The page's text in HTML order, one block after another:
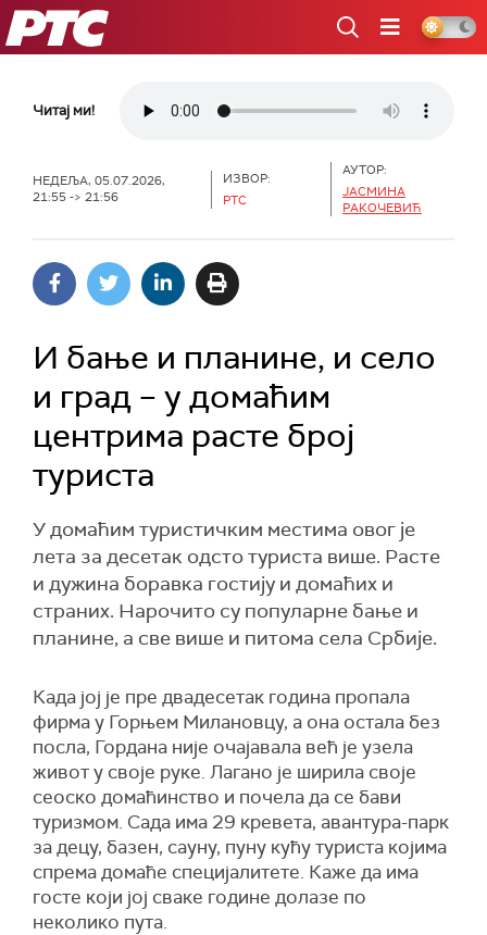
РТС
Читај ми!
НЕДЕЉА, 05.07.2026,
21:55 -> 21:56
ИЗВОР:
РТС
АУТОР:
ЈАСМИНА
РАКОЧЕВИЋ
И бање и планине, и село
и град – у домаћим
центрима расте број
туриста
У домаћим туристичким местима овог је
лета за десетак одсто туриста више. Расте
и дужина боравка гостију и домаћих и
страних. Нарочито су популарне бање и
планине, а све више и питома села Србије.
Када јој је пре двадесетак година пропала
фирма у Горњем Милановцу, а она остала без
посла, Гордана није очајавала већ је узела
живот у своје руке. Лагано је ширила своје
сеоско домаћинство и почела да се бави
туризмом. Сада има 29 кревета, авантура-парк
за децу, базен, сауну, пуну кућу туриста којима
спрема домаће специјалитете. Каже да има
госте који јој сваке године долазе по
неколико пута.